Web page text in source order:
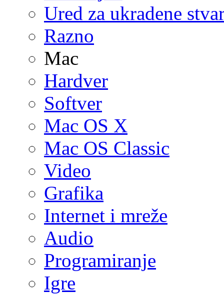
Ured za ukradene
Razno
Mac
Hardver
Softver
Mac OS X
Mac OS Classic
Video
Grafika
Internet i mreže
Audio
Programiranje
Igre